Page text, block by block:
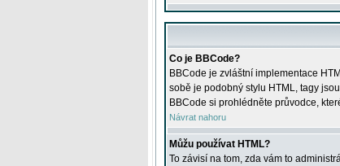
Co je BBCode?
BBCode je zvláštní implementace
sobě je podobný stylu HTML, tagy
BBCode si prohlédněte průvodce,
Návrat nahoru
Můžu používat HTML?
To závisí na tom, zda vám to